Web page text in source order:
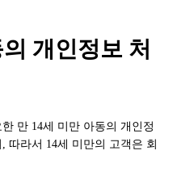
개인정보 처
만 14세 미만 아동의 개인정
따라서 14세 미만의 고객은 회